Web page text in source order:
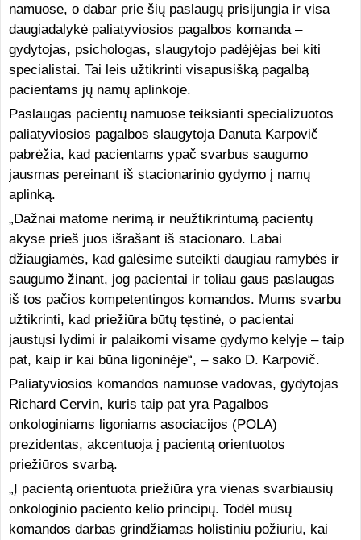
namuose, o dabar prie šių paslaugų prisijungia ir visa
daugiadalykė paliatyviosios pagalbos komanda –
gydytojas, psichologas, slaugytojo padėjėjas bei kiti
specialistai. Tai leis užtikrinti visapusišką pagalbą
pacientams jų namų aplinkoje.
Paslaugas pacientų namuose teiksianti specializuotos
paliatyviosios pagalbos slaugytoja Danuta Karpovič
pabrėžia, kad pacientams ypač svarbus saugumo
jausmas pereinant iš stacionarinio gydymo į namų
aplinką.
„Dažnai matome nerimą ir neužtikrintumą pacientų
akyse prieš juos išrašant iš stacionaro. Labai
džiaugiamės, kad galėsime suteikti daugiau ramybės ir
saugumo žinant, jog pacientai ir toliau gaus paslaugas
iš tos pačios kompetentingos komandos. Mums svarbu
užtikrinti, kad priežiūra būtų tęstinė, o pacientai
jaustųsi lydimi ir palaikomi visame gydymo kelyje – taip
pat, kaip ir kai būna ligoninėje“, – sako D. Karpovič.
Paliatyviosios komandos namuose vadovas, gydytojas
Richard Cervin, kuris taip pat yra Pagalbos
onkologiniams ligoniams asociacijos (POLA)
prezidentas, akcentuoja į pacientą orientuotos
priežiūros svarbą.
„Į pacientą orientuota priežiūra yra vienas svarbiausių
onkologinio paciento kelio principų. Todėl mūsų
komandos darbas grindžiamas holistiniu požiūriu, kai